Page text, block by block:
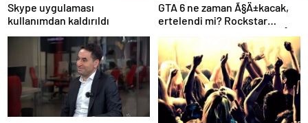
Skype uygulaması
kullanımdan kaldırıldı
GTA 6 ne zaman Ã§Ä±kacak,
ertelendi mi? Rockstar
Games’ten GTA 6 Ã§Ä±kÄ±Å
tarihi aÃ§Ä±klamasÄ±